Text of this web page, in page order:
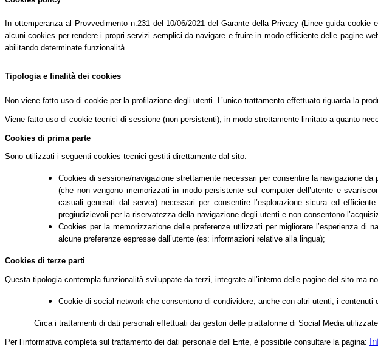
In ottemperanza al Provvedimento n.231 del 10/06/2021 del Garante della Privacy (Linee guida
alcuni cookies per rendere i propri servizi semplici da navigare e fruire in modo efficiente delle pagine
abilitando determinate funzionalità.
Tipologia e finalità dei cookies
Non viene fatto uso di cookie per la profilazione degli utenti. L’unico trattamento effettuato riguarda la
Viene fatto uso di cookie tecnici di sessione (non persistenti), in modo strettamente limitato a quanto
Cookies di prima parte
Sono utilizzati i seguenti cookies tecnici gestiti direttamente dal sito:
Cookies di sessione/navigazione strettamente necessari per consentire la navigazione
(che non vengono memorizzati in modo persistente sul computer dell’utente e
casuali generati dal server) necessari per consentire l’esplorazione sicura ed
pregiudizievoli per la riservatezza della navigazione degli utenti e non consentono
Cookies per la memorizzazione delle preferenze utilizzati per migliorare l’esperienza
alcune preferenze espresse dall’utente (es: informazioni relative alla lingua);
Cookies di terze parti
Questa tipologia contempla funzionalità sviluppate da terzi, integrate all’interno delle pagine del sito ma
Cookie di social network che consentono di condividere, anche con altri utenti, i
Circa i trattamenti di dati personali effettuati dai gestori delle piattaforme di Social Media
Per l’informativa completa sul trattamento dei dati personale dell’Ente, è possibile consultare la pagina: